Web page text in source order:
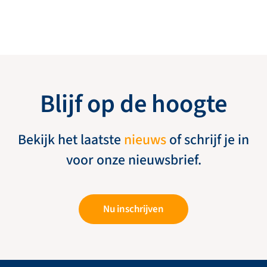
Blijf op de hoogte
Bekijk het laatste nieuwsof schrijf je in
voor onze nieuwsbrief.
Nu inschrijven